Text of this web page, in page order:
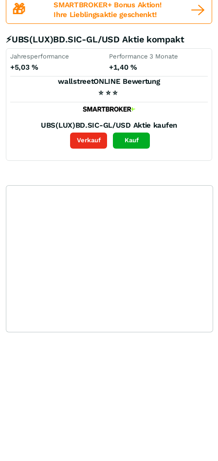
🎁
SMARTBROKER+ Bonus Aktion!
Ihre Lieblingsaktie geschenkt!
⚡UBS(LUX)BD.SIC-GL/USD Aktie kompakt
Jahresperformance
+5,03%
Performance 3 Monate
+1,40%
wallstreetONLINE Bewertung
⭐ ⭐ ⭐
UBS(LUX)BD.SIC-GL/USD Aktie kaufen
Verkauf Kauf